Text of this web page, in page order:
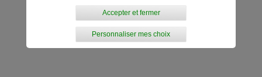
Personnaliser mes choix
Accepter et fermer